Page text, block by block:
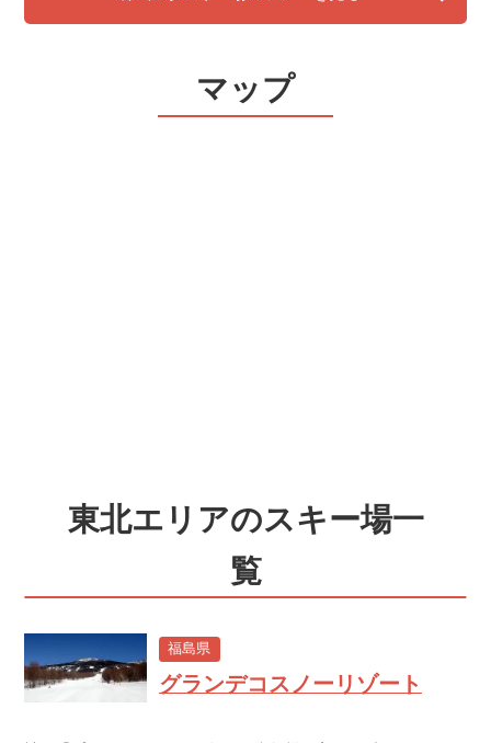
マップ
東北エリアのスキー場一
覧
福島県
グランデコスノーリゾート